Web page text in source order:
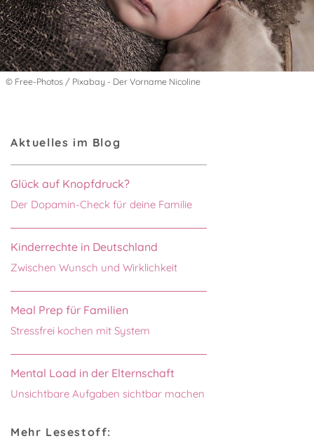
© Free-Photos / Pixabay - Der Vorname Nicoline
Aktuelles im Blog
Glück auf Knopfdruck?
Der Dopamin-Check für deine Familie
Kinderrechte in Deutschland
Zwischen Wunsch und Wirklichkeit
Meal Prep für Familien
Stressfrei kochen mit System
Mental Load in der Elternschaft
Unsichtbare Aufgaben sichtbar machen
Mehr Lesestoff: